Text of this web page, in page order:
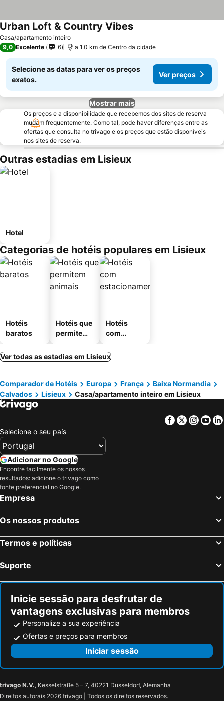
Casa/apartamento inteiro
Urban Loft & Country VibesVer preços
9,0 Excelente 6 a 1.0 km de Centro da cidade
Selecione as datas para ver os preços
exatos.
Ver preços
Mostrar mais
Os preços e a disponibilidade que recebemos dos sites de reserva
mudam frequentemente. Como tal, pode haver diferenças entre as
ofertas que consulta no trivago e os preços que estão disponíveis
nos sites de reserva.
Outras estadias em Lisieux
Hotel
Categorias de hotéis populares em Lisieux
Hotéis
baratos
Hotéis que
permitem
Hotéis
com
mento
Ver todas as estadias em Lisieux
Comparador de Hotéis Europa França
Baixa Normandia
Calvados
Lisieux Casa/apartamento inteiro em Lisieux
Facebook
Twitter
Selecione o seu país
Adicionar no Google
Encontre facilmente os nossos
resultados: adicione o trivago como
fonte preferencial no Google.
Empresa
Os nossos produtos
Termos e políticas
Suporte
Inicie sessão para desfrutar de
vantagens exclusivas para membros
Personalize a sua experiência
Ofertas e preços para membros
Iniciar sessão
trivago N.V., Kesselstraße 5 – 7, 40221 Düsseldorf, Alemanha
Direitos autorais 2026 trivago | Todos os direitos reservados.